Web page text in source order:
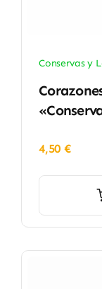
Conservas y
4,50€